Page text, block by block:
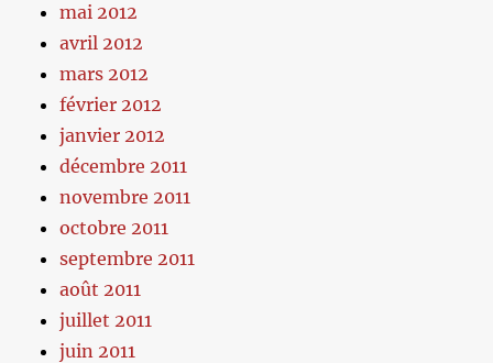
mai 2012
avril 2012
mars 2012
février 2012
janvier 2012
décembre 2011
novembre 2011
octobre 2011
septembre 2011
août 2011
juillet 2011
juin 2011